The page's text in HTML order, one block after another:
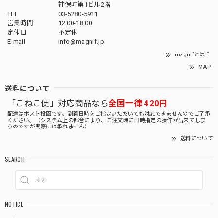
神保町第1ビル2階
TEL
03-5280-5911
営業時間
12:00-18:00
定休日
不定休
E-mail
info@magnif.jp
magnifとは？
MAP
送料について
「こねこ便」対応商品なら全国一律 420円
配達はポスト投函です。到着日時をご指定いただいても対応できませんのでご了承
ください。（システム上の都合により、ご注文時に日時指定の操作が出来てしま
うのですが実際には承れません）
送料について
SEARCH
NOTICE